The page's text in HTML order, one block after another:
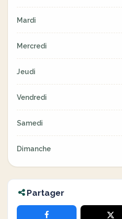
Mardi
Mercredi
Jeudi
Vendredi
Samedi
Dimanche
Partager